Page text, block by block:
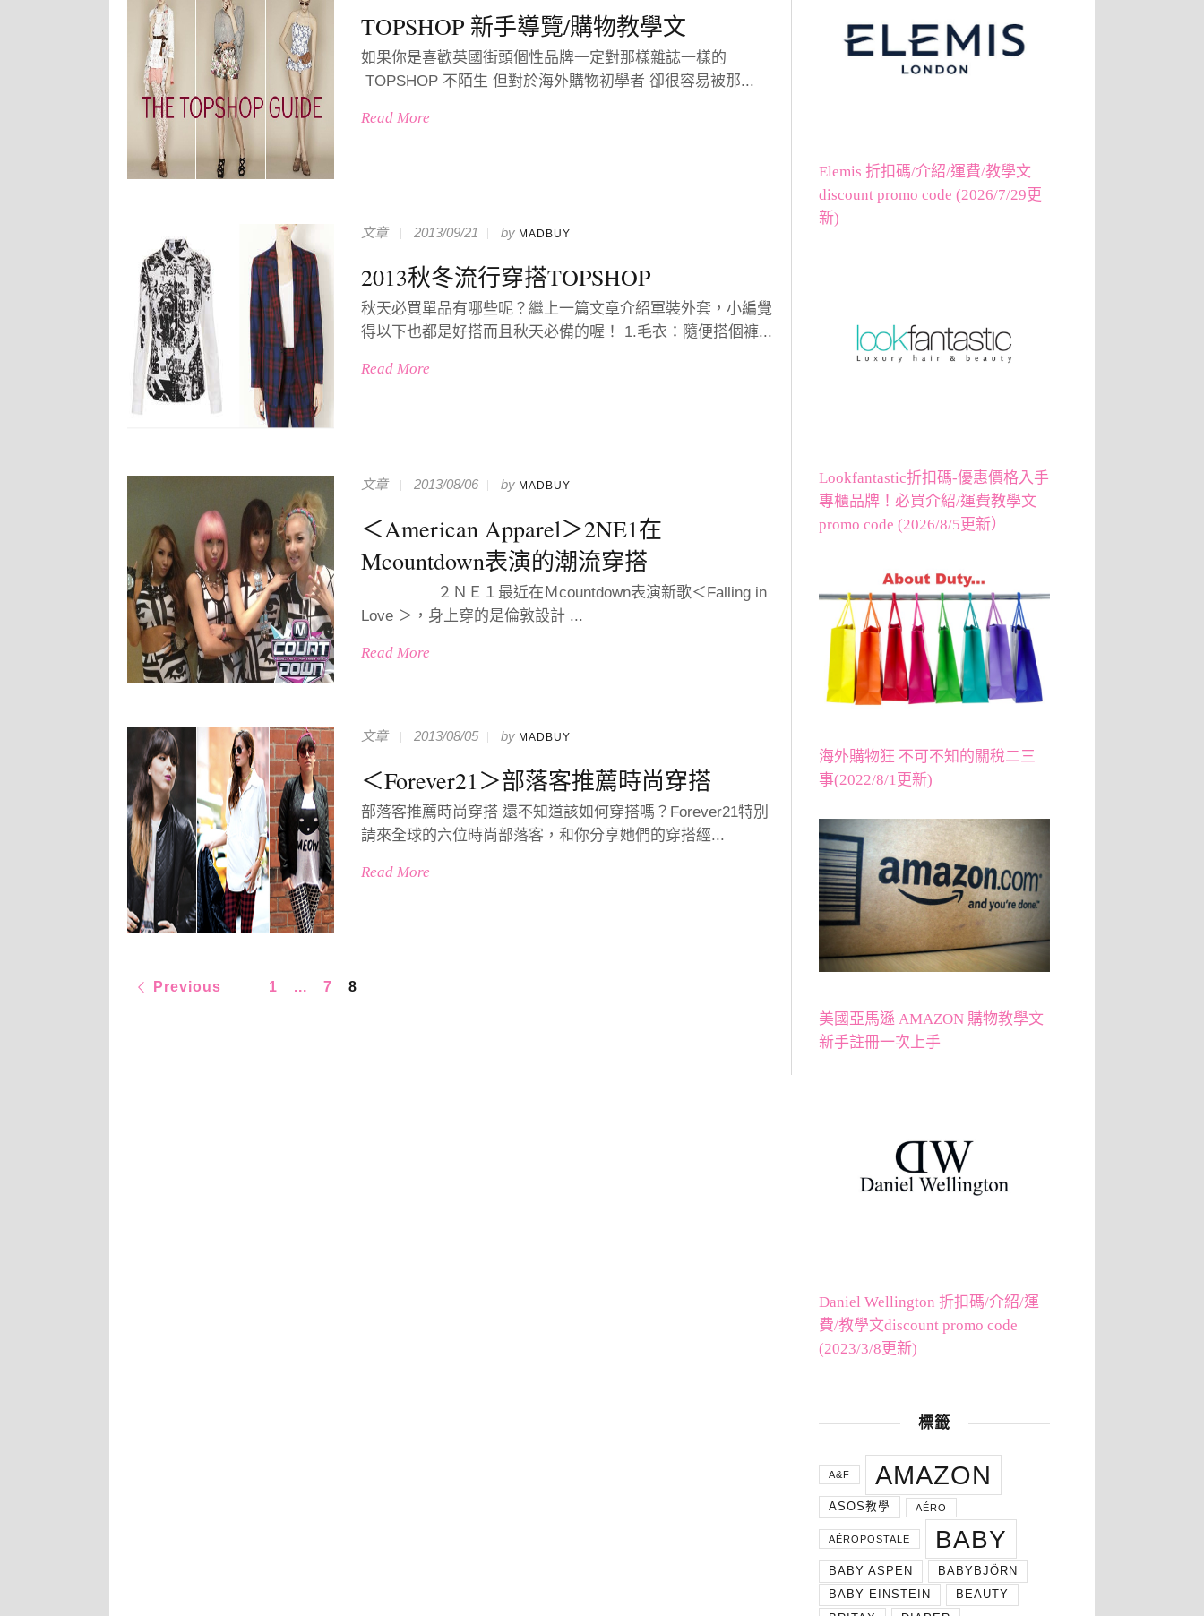
TOPSHOP 新手導覽/購物教學文
如果你是喜歡英國街頭個性品牌一定對那樣雜誌一樣的
TOPSHOP 不陌生 但對於海外購物初學者 卻很容易被那...
Read More
文章 2013/09/21 by MADBUY
2013秋冬流行穿搭TOPSHOP
秋天必買單品有哪些呢？繼上一篇文章介紹軍裝外套，小編覺
得以下也都是好搭而且秋天必備的喔！ 1.毛衣：隨便搭個褲...
Read More
文章 2013/08/06 by MADBUY
＜American Apparel＞2NE1在
Mcountdown表演的潮流穿搭
２ＮＥ１最近在Ｍcountdown表演新歌＜Falling in
Love ＞，身上穿的是倫敦設計 ...
Read More
文章 2013/08/05 by MADBUY
＜Forever21＞部落客推薦時尚穿搭
部落客推薦時尚穿搭 還不知道該如何穿搭嗎？Forever21特別
請來全球的六位時尚部落客，和你分享她們的穿搭經...
Read More
Previous 1 ... 7 8
Elemis 折扣碼/介紹/運費/教學文
discount promo code (2026/7/29更
新)
Lookfantastic折扣碼-優惠價格入手
專櫃品牌！必買介紹/運費教學文
promo code (2026/8/5更新）
海外購物狂 不可不知的關稅二三
事(2022/8/1更新)
美國亞馬遜 AMAZON 購物教學文
新手註冊一次上手
Daniel Wellington 折扣碼/介紹/運
費/教學文discount promo code
(2023/3/8更新)
標籤
A&F AMAZON
ASOS教學 AÉRO
AÉROPOSTALE BABY
BABY ASPEN
BABYBJÖRN
BABY EINSTEIN
BEAUTY